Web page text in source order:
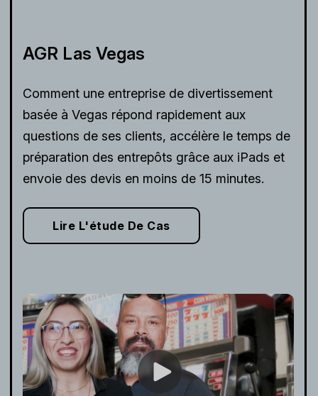
AGR Las Vegas
Comment une entreprise de divertissement
basée à Vegas répond rapidement aux
questions de ses clients, accélère le temps de
préparation des entrepôts grâce aux iPads et
envoie des devis en moins de 15 minutes.
Lire L'étude De Cas